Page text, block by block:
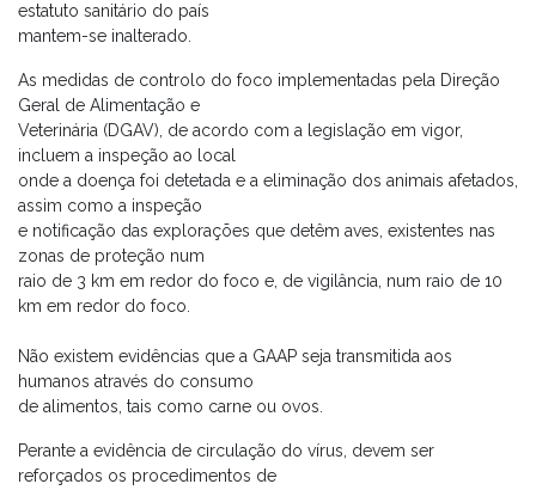
estatuto sanitário do país
mantem-se inalterado.
As medidas de controlo do foco implementadas pela Direção
Geral de Alimentação e
Veterinária (DGAV), de acordo com a legislação em vigor,
incluem a inspeção ao local
onde a doença foi detetada e a eliminação dos animais afetados,
assim como a inspeção
e notificação das explorações que detêm aves, existentes nas
zonas de proteção num
raio de 3 km em redor do foco e, de vigilância, num raio de 10
km em redor do foco.
Não existem evidências que a GAAP seja transmitida aos
humanos através do consumo
de alimentos, tais como carne ou ovos.
Perante a evidência de circulação do vírus, devem ser
reforçados os procedimentos de